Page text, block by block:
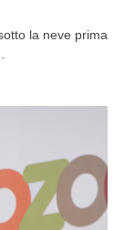
la neve prima